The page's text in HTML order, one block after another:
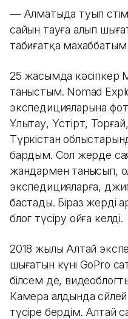
— Алматыда туып
сайын тауға алып
табиғатқа
25 жасымда кәсіпкер
таныстым. Nomad
экспедицияларына
Ұлытау, Үстірт,
Түркістан
бардым. Сол жерде
жандармен танысып,
экспедицияларға,
бастады. Біраз жерді
блог түсіру ойға келді.
2018 жылы Алтай
шығатын күні GoPro
білсем де,
Камера алдында сөйлей
түсіре бердім. Алтай